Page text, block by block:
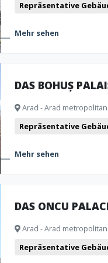
Repräsentative
Mehr sehen
DAS BOHUȘ
Arad - Arad metropolitan
Repräsentative
Mehr sehen
DAS ONCU
Arad - Arad metropolitan
Repräsentative